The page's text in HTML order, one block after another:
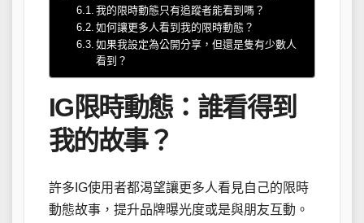
我的限時動態只有追蹤者能看到嗎？
如何讓更多人看到我的限時動態？
如果我設定為公開分享，但還是隻有少數人
看到？
IG限時動態：誰看得到
我的故事？
許多IG使用者都渴望讓更多人看見自己的限時
動態故事，提升品牌曝光度或是與朋友互動。